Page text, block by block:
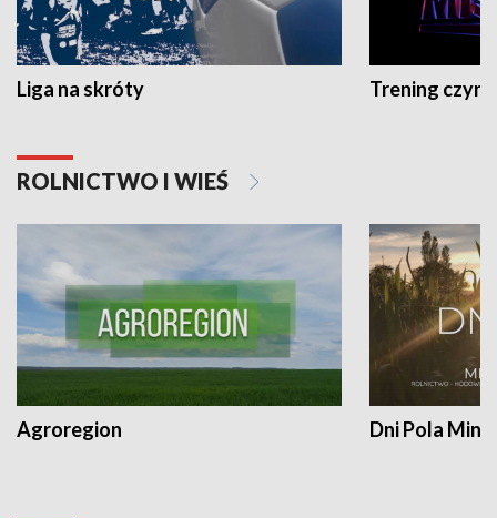
Liga na skróty Trening czyni
ROLNICTWO I WIEŚ
Agroregion Dni Pola